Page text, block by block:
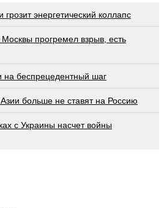
энергетический коллапс
прогремел взрыв, есть
беспрецедентный шаг
больше не ставят на Россию
с Украины насчет войны